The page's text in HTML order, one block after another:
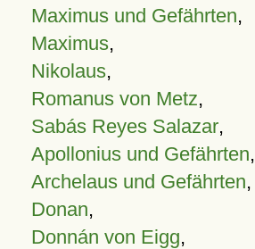
Maximus und Gefährten,
Maximus,
Nikolaus,
Romanus von Metz,
Sabás Reyes Salazar,
Apollonius und Gefährten,
Archelaus und Gefährten,
Donan,
Donnán von Eigg,